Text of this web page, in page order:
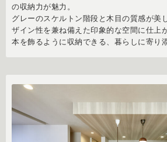
の収納力が魅力。
グレーのスケルトン階段と木目の質感が美
ザイン性を兼ね備えた印象的な空間に仕上
本を飾るように収納できる、暮らしに寄り